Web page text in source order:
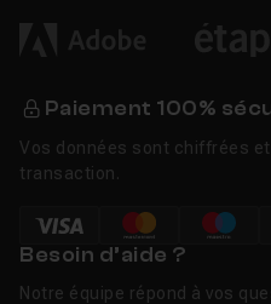
Paiement 100%
Vos données sont chiffrées
transaction.
Besoin d’aide ?
Notre équipe répond à vos